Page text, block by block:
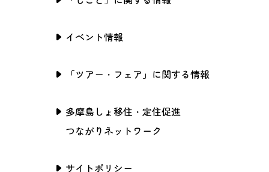
イベント情報
「ツアー・フェア」に関する情報
多摩島しょ移住・定住促進
つながりネットワーク
サイトポリシー